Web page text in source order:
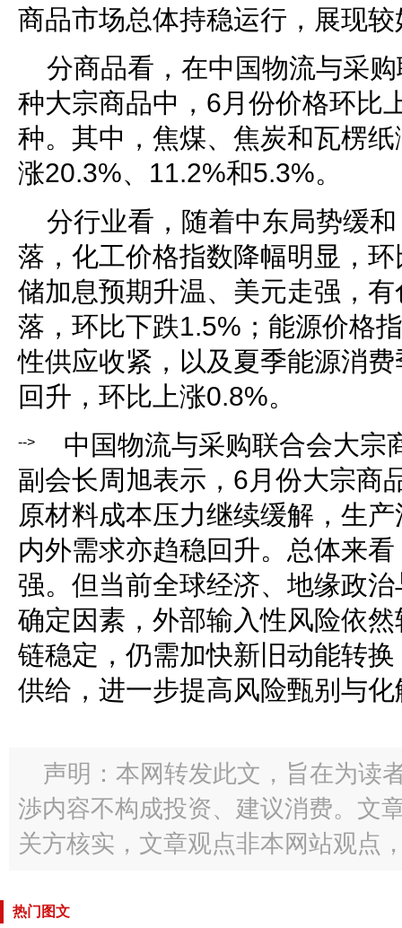
商品市场总体持稳运行，展现
分商品看，在中国物流与采
种大宗商品中，6月份价格环比
种。其中，焦煤、焦炭和瓦楞
涨20.3%、11.2%和5.3%。
分行业看，随着中东局势缓
落，化工价格指数降幅明显，
储加息预期升温、美元走强，
落，环比下跌1.5%；能源价格
性供应收紧，以及夏季能源消
回升，环比上涨0.8%。
-->
中国物流与采购联合会大宗
副会长周旭表示，6月份大宗商
原材料成本压力继续缓解，生
内外需求亦趋稳回升。总体来
强。但当前全球经济、地缘政
确定因素，外部输入性风险依
链稳定，仍需加快新旧动能转
供给，进一步提高风险甄别与
声明：本网转发此文，旨在为读
渉内容不构成投资、建议消费。文
关方核实，文章观点非本网站观点
热门图文